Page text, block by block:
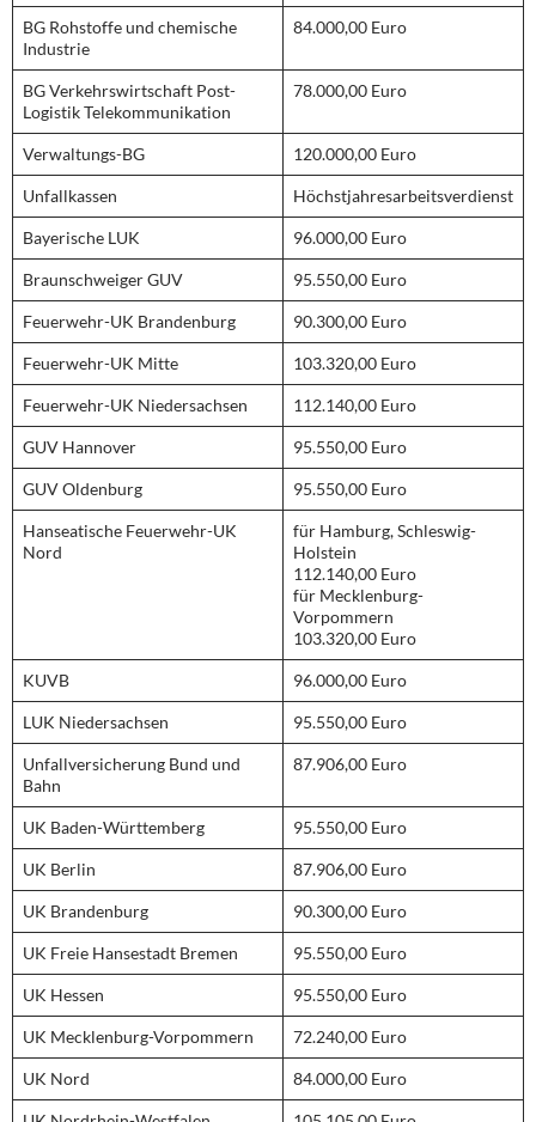
BG Rohstoffe und chemische
Industrie
84.000,00 Euro
BG Verkehrswirtschaft Post-
Logistik Telekommunikation
78.000,00 Euro
Verwaltungs-BG 120.000,00 Euro
Unfallkassen Höchstjahresarbeitsverdienst
Bayerische LUK 96.000,00 Euro
Braunschweiger GUV 95.550,00 Euro
Feuerwehr-UK Brandenburg 90.300,00 Euro
Feuerwehr-UK Mitte 103.320,00 Euro
Feuerwehr-UK Niedersachsen 112.140,00 Euro
GUV Hannover 95.550,00 Euro
GUV Oldenburg 95.550,00 Euro
Hanseatische Feuerwehr-UK
Nord
für Hamburg, Schleswig-
Holstein
112.140,00 Euro
für Mecklenburg-
Vorpommern
103.320,00 Euro
KUVB 96.000,00 Euro
LUK Niedersachsen 95.550,00 Euro
Unfallversicherung Bund und
Bahn
87.906,00 Euro
UK Baden-Württemberg 95.550,00 Euro
UK Berlin 87.906,00 Euro
UK Brandenburg 90.300,00 Euro
UK Freie Hansestadt Bremen 95.550,00 Euro
UK Hessen 95.550,00 Euro
UK Mecklenburg-Vorpommern 72.240,00 Euro
UK Nord 84.000,00 Euro